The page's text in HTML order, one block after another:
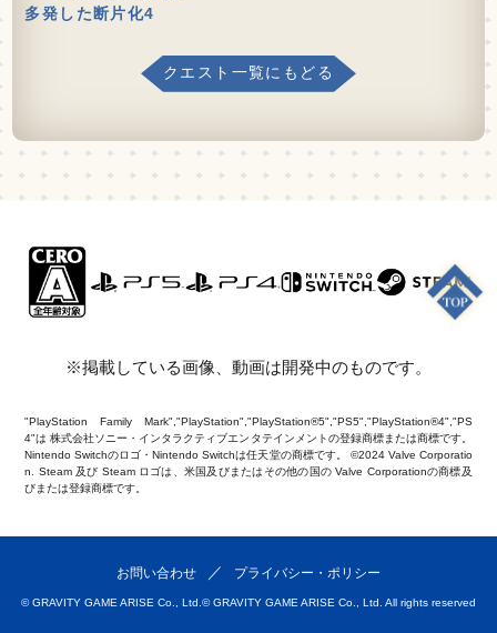
多発した断片化4
クエスト一覧にもどる
※掲載している画像、動画は開発中のものです。
"PlayStation Family Mark","PlayStation","PlayStation®5","PS5","PlayStation®4","PS
4"は 株式会社ソニー・インタラクティブエンタテインメントの登録商標または商標です。
Nintendo Switchのロゴ・Nintendo Switchは任天堂の商標です。 ©2024 Valve Corporatio
n. Steam 及び Steam ロゴは、米国及びまたはその他の国の Valve Corporationの商標及
びまたは登録商標です。
お問い合わせ プライバシー・ポリシー
© GRAVITY GAME ARISE Co., Ltd. © GRAVITY GAME ARISE Co., Ltd. All rights reserved